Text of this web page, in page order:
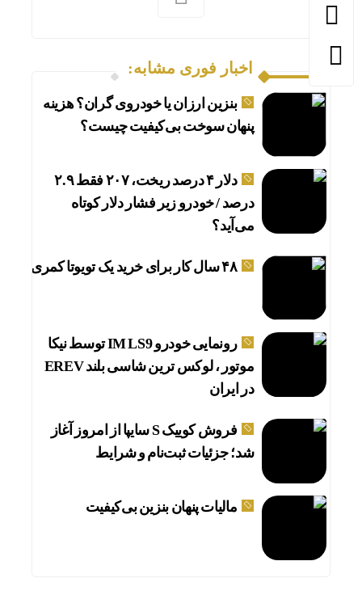
اخبار فوری مشابه:
بنزین ارزان یا خودروی گران؟ هزینه
پنهان سوخت بی‌کیفیت چیست؟
دلار ۴ درصد ریخت، ۲۰۷ فقط ۲.۹
درصد / خودرو زیر فشار دلار کوتاه
می‌آید؟
۴۸ سال کار برای خرید یک تویوتا کمری
رونمایی خودرو IM LS9 توسط نیکا
موتور ، لوکس ترین شاسی بلند EREV
در ایران
فروش کوییک S سایپا از امروز آغاز
شد؛ جزئیات ثبت‌نام و شرایط
مالیات پنهان بنزین بی‌کیفیت